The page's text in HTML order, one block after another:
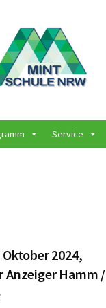
Service
2024,
Anzeiger Hamm /